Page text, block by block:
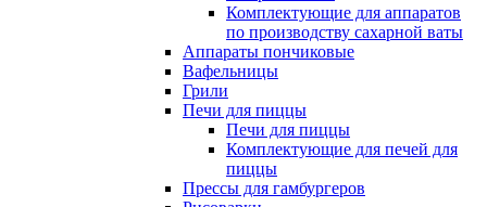
Комплектующие для аппаратов
по производству сахарной ваты
Аппараты пончиковые
Вафельницы
Грили
Печи для пиццы
Печи для пиццы
Комплектующие для печей для
пиццы
Прессы для гамбургеров